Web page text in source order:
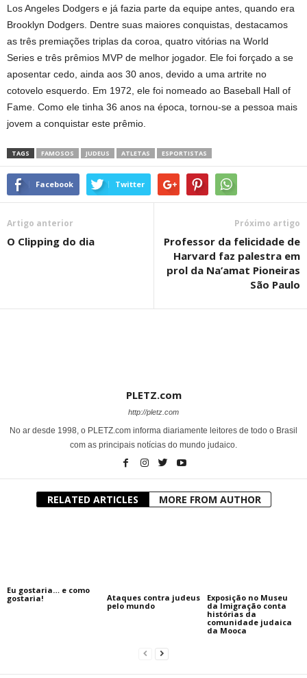
Los Angeles Dodgers e já fazia parte da equipe antes, quando era
Brooklyn Dodgers. Dentre suas maiores conquistas, destacamos
as três premiações triplas da coroa, quatro vitórias na World
Series e três prêmios MVP de melhor jogador. Ele foi forçado a se
aposentar cedo, ainda aos 30 anos, devido a uma artrite no
cotovelo esquerdo. Em 1972, ele foi nomeado ao Baseball Hall of
Fame. Como ele tinha 36 anos na época, tornou-se a pessoa mais
jovem a conquistar este prêmio.
TAGS FAMOSOS JUDEUS ATLETAS ESPORTISTAS
Facebook Twitter
Artigo anterior
O Clipping do dia
Próximo artigo
Professor da felicidade de
Harvard faz palestra em
prol da Na’amat Pioneiras
São Paulo
PLETZ.com
http://pletz.com
No ar desde 1998, o PLETZ.com informa diariamente leitores de todo o Brasil
com as principais notícias do mundo judaico.
RELATED ARTICLES MORE FROM AUTHOR
Eu gostaria… e como
gostaria!
Ataques contra judeus
pelo mundo
Exposição no Museu
da Imigração conta
histórias da
comunidade judaica
da Mooca